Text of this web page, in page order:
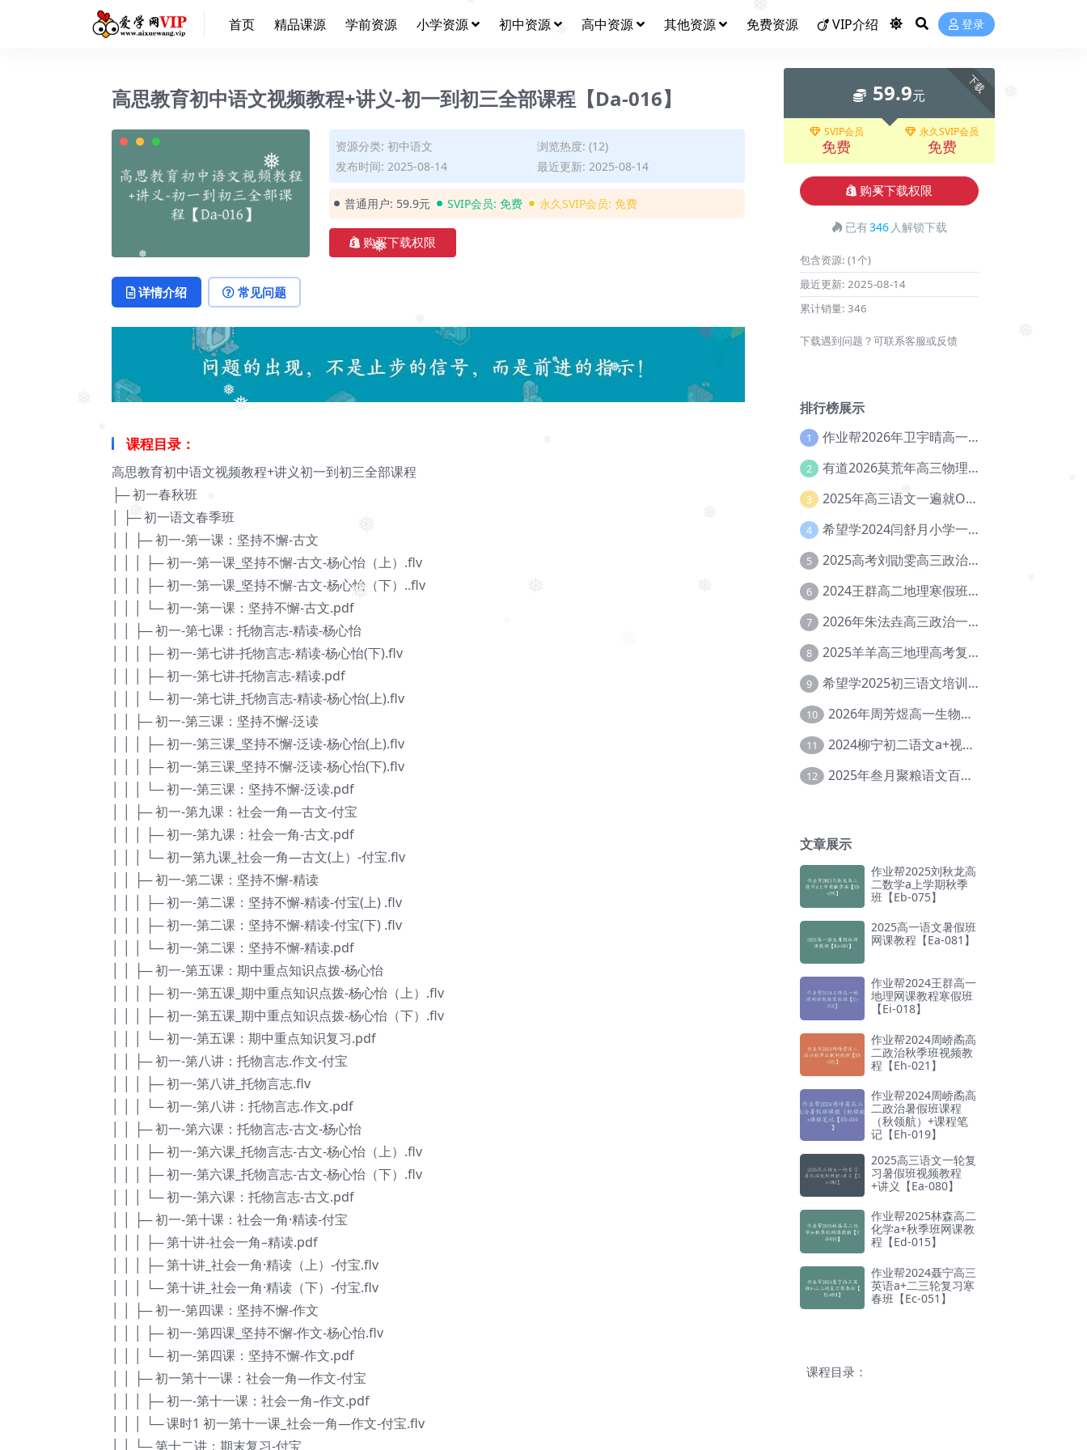
❅
❅ ❅
❅
❅
❅
❅
❅
❅
❅
❅
首页 精品课源 学前资源 小学资源 初中资源 高中资源 其他资源 免费资源 VIP介绍 登录
高思教育初中语文视频教程+讲义-初一到初三全部课程【Da-016】
资源分类: 初中语文
浏览热度: (12)
发布时间: 2025-08-14
最近更新: 2025-08-14
普通用户: 59.9元 SVIP会员: 免费 永久SVIP会员: 免费
购买下载权限
详情介绍 常见问题
课程目录：
高思教育初中语文视频教程+讲义初一到初三全部课程
├─ 初一春秋班
│ ├─ 初一语文春季班
│ │ ├─ 初一-第一课：坚持不懈-古文
│ │ │ ├─ 初一-第一课_坚持不懈-古文-杨心怡（上）.flv
│ │ │ ├─ 初一-第一课_坚持不懈-古文-杨心怡（下）..flv
│ │ │ └─ 初一-第一课：坚持不懈-古文.pdf
│ │ ├─ 初一-第七课：托物言志-精读-杨心怡
│ │ │ ├─ 初一-第七讲-托物言志-精读-杨心怡(下).flv
│ │ │ ├─ 初一-第七讲-托物言志-精读.pdf
│ │ │ └─ 初一-第七讲_托物言志-精读-杨心怡(上).flv
│ │ ├─ 初一-第三课：坚持不懈-泛读
│ │ │ ├─ 初一-第三课_坚持不懈-泛读-杨心怡(上).flv
│ │ │ ├─ 初一-第三课_坚持不懈-泛读-杨心怡(下).flv
│ │ │ └─ 初一-第三课：坚持不懈-泛读.pdf
│ │ ├─ 初一-第九课：社会一角—古文-付宝
│ │ │ ├─ 初一-第九课：社会一角-古文.pdf
│ │ │ └─ 初一第九课_社会一角—古文(上）-付宝.flv
│ │ ├─ 初一-第二课：坚持不懈-精读
│ │ │ ├─ 初一-第二课：坚持不懈-精读-付宝(上) .flv
│ │ │ ├─ 初一-第二课：坚持不懈-精读-付宝(下) .flv
│ │ │ └─ 初一-第二课：坚持不懈-精读.pdf
│ │ ├─ 初一-第五课：期中重点知识点拨-杨心怡
│ │ │ ├─ 初一-第五课_期中重点知识点拨-杨心怡（上）.flv
│ │ │ ├─ 初一-第五课_期中重点知识点拨-杨心怡（下）.flv
│ │ │ └─ 初一-第五课：期中重点知识复习.pdf
│ │ ├─ 初一-第八讲：托物言志.作文-付宝
│ │ │ ├─ 初一-第八讲_托物言志.flv
│ │ │ └─ 初一-第八讲：托物言志.作文.pdf
│ │ ├─ 初一-第六课：托物言志-古文-杨心怡
│ │ │ ├─ 初一-第六课_托物言志-古文-杨心怡（上）.flv
│ │ │ ├─ 初一-第六课_托物言志-古文-杨心怡（下）.flv
│ │ │ └─ 初一-第六课：托物言志-古文.pdf
│ │ ├─ 初一-第十课：社会一角·精读-付宝
│ │ │ ├─ 第十讲-社会一角–精读.pdf
│ │ │ ├─ 第十讲_社会一角·精读（上）-付宝.flv
│ │ │ └─ 第十讲_社会一角·精读（下）-付宝.flv
│ │ ├─ 初一-第四课：坚持不懈-作文
│ │ │ ├─ 初一-第四课_坚持不懈-作文-杨心怡.flv
│ │ │ └─ 初一-第四课：坚持不懈-作文.pdf
│ │ ├─ 初一第十一课：社会一角—作文-付宝
│ │ │ ├─ 初一-第十一课：社会一角–作文.pdf
│ │ │ └─ 课时1 初一第十一课_社会一角—作文-付宝.flv
│ │ └─ 第十二讲：期末复习-付宝
下载
59.9元
SVIP会员
免费
永久SVIP会员
免费
购买下载权限
已有346 人解锁下载
包含资源: (1个)
最近更新: 2025-08-14
累计销量: 346
下载遇到问题？可联系客服或反馈
排行榜展示
1 作业帮2026年卫宇晴高一英语s上学期暑假班【冲顶班】【Ec-003】
2 有道2026莫荒年高三物理一轮复习暑假班网课教程【Ef-044】
3 2025年高三语文一遍就OK高中语文体系课【Ea-028】
4 希望学2024闫舒月小学一年级英语视频教程+讲义【Cc-004】
5 2025高考刘勖雯高三政治三轮复习网课教程【Eh-061】
6 2024王群高二地理寒假班教程【Ei-075】
7 2026年朱法垚高三政治一轮复习暑假班【Eh-041】
8 2025羊羊高三地理高考复习视频教程+讲义【Ei-051】
9 希望学2025初三语文培训班秋上A+班（秋上·全国版·A+）【Da-031】
10 2026年周芳煜高一生物上学期网课教程【Ee-056】
11 2024柳宁初二语文a+视频教程+课堂笔记+讲义（暑假班+秋季班）【Da-003】
12 2025年叁月聚粮语文百日冲刺｜荡平玄学诅咒【Ea-001】
文章展示
作业帮2025刘秋龙高
二数学a上学期秋季
班【Eb-075】
2025高一语文暑假班
网课教程【Ea-081】
作业帮2024王群高一
地理网课教程寒假班
【Ei-018】
作业帮2024周峤矞高
二政治秋季班视频教
程【Eh-021】
作业帮2024周峤矞高
二政治暑假班课程
（秋领航）+课程笔
记【Eh-019】
2025高三语文一轮复
习暑假班视频教程
+讲义【Ea-080】
作业帮2025林森高二
化学a+秋季班网课教
程【Ed-015】
作业帮2024聂宁高三
英语a+二三轮复习寒
春班【Ec-051】
课程目录：